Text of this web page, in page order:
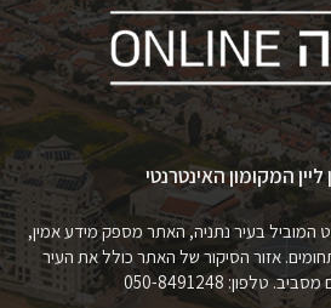
ליין המקומון האינטרנטי
המוביל בעיר נתניה, האתר מספק מידע אמין,
תחומים. אזור הסיקור של האתר כולל את העיר
טלפון: 050-8491248